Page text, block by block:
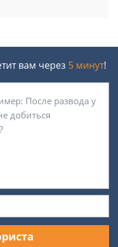
вам через 5 минут!